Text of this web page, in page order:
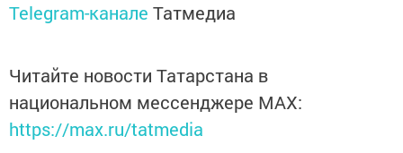
Telegram-канале Татмедиа
Читайте новости Татарстана в
национальном мессенджере MАХ:
https://max.ru/tatmedia